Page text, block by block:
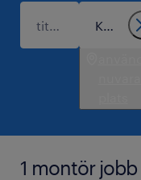
1 montör